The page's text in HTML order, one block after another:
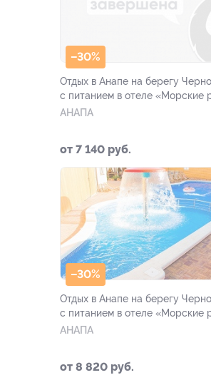
–30%
Отдых в Анапе на берегу
с питанием в отеле «Морские
АНАПА
от 7 140 руб.
–30%
Отдых в Анапе на берегу
с питанием в отеле «Морские
АНАПА
от 8 820 руб.